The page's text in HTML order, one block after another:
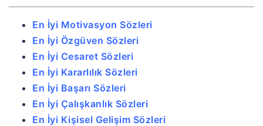
En İyi Motivasyon Sözleri
En İyi Özgüven Sözleri
En İyi Cesaret Sözleri
En İyi Kararlılık Sözleri
En İyi Başarı Sözleri
En İyi Çalışkanlık Sözleri
En İyi Kişisel Gelişim Sözleri